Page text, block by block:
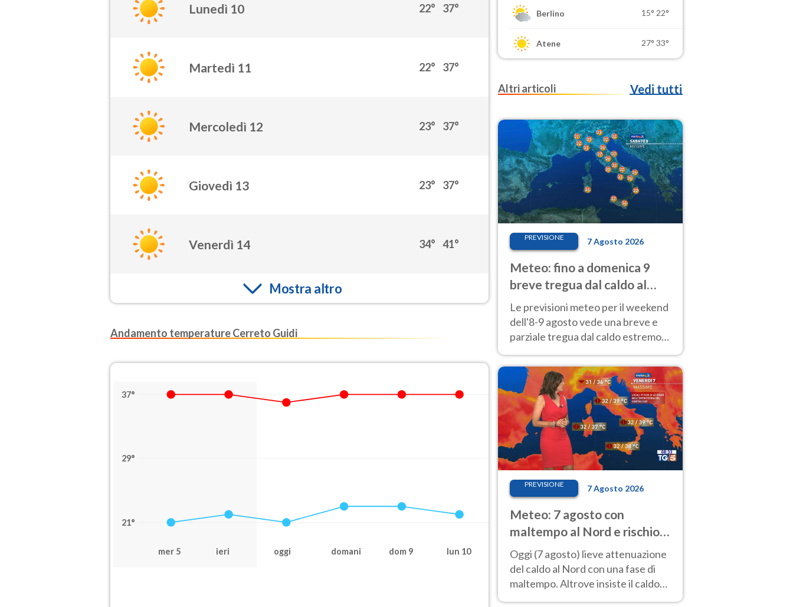
Lunedì 10 22° 37°
Martedì 11 22° 37°
Mercoledì 12 23° 37°
Giovedì 13 23° 37°
Venerdì 14 34° 41°
Mostra altro
Andamento temperature Cerreto Guidi
37°
29°
21°
mer 5 ieri oggi domani dom 9 lun 10
Berlino 15° 22°
Atene 27° 33°
Altri articoli Vedi tutti
PREVISIONE 7 Agosto 2026
Meteo: fino a domenica 9
breve tregua dal caldo al
Nord! Altrove calura e afa
Le previsioni meteo per il weekend
dell'8-9 agosto vede una breve e
parziale tregua dal caldo estremo
40 gradi.
PREVISIONE 7 Agosto 2026
Meteo: 7 agosto con
maltempo al Nord e rischio
nubifragi. Altrove caldo
estremo
Oggi (7 agosto) lieve attenuazione
del caldo al Nord con una fase di
maltempo. Altrove insiste il caldo